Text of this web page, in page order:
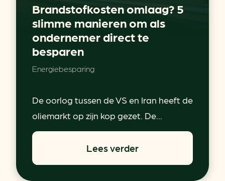
Brandstofkosten omlaag? 5
slimme manieren om als
ondernemer direct te
besparen
Energiebesparing
De oorlog tussen de VS en Iran heeft de
oliemarkt op zijn kop gezet. De...
Lees verder